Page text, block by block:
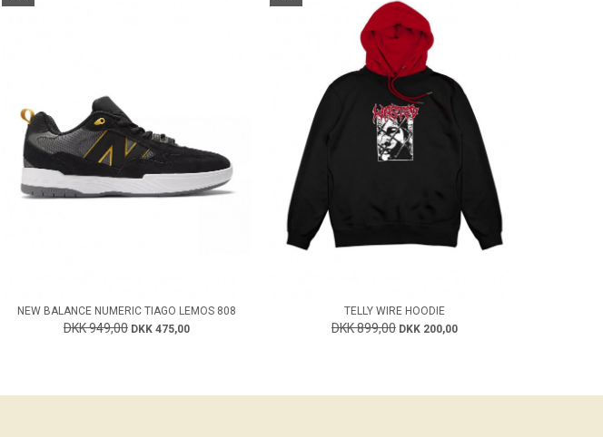
NEW BALANCE NUMERIC TIAGO LEMOS 808
DKK 949,00 DKK 475,00
TELLY WIRE HOODIE
DKK 899,00 DKK 200,00